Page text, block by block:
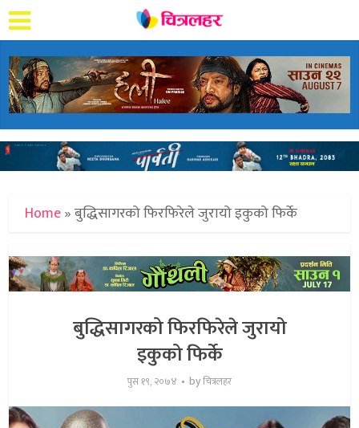
Home»बुद्धिसागरको फिरफिरेले जुरायो इकुको फिर्के
बुद्धिसागरको फिरफिरेले जुरायो
इकुको फिर्के
पुस १९, २०७४ byचित्रलहर